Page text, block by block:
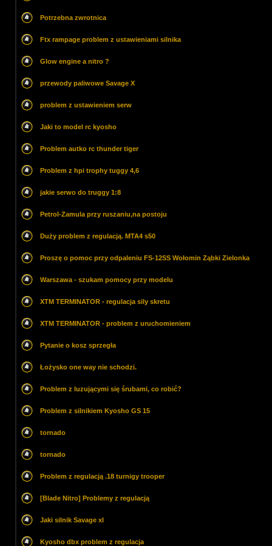
Potrzebna zwrotnica
Ftx rampage problem z ustawieniami silnika
Glow engine a nitro ?
przewody paliwowe Savage X
problem z ustawieniem serw
Jaki to model rc kyosho
Problem autko rc thunder tiger
Problem z hpi trophy tuggy 4,6
jakie serwo do truggy 1:8
Petrol-Zamula przy ruszaniu,na postoju
Duży problem z regulacją. MTA4 s50
Proszę o pomoc przy odpaleniu FS-12SS Wołomin Ząbki Zielonka
Warszawa - szukam pomocy przy modelu
XTM TERMINATOR - regulacja sily skretu
XTM TERMINATOR - problem z uruchomieniem
Pytanie o kosz sprzegła
Łożysko one way nie schodzi.
Problem z luzującymi się śrubami, co robić?
Problem z silnikiem Kyosho GS 15
tornado
tornado
Problem z regulacją .18 turnigy trooper
[Blade Nitro] Problemy z regulacją
Jaki silnik Savage xl
Kyosho dbx problem z regulacja